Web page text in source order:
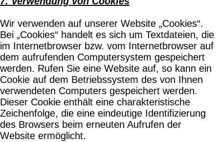
Wir verwenden auf unserer Website „Cookies“.
Bei „Cookies“ handelt es sich um Textdateien, die
im Internetbrowser bzw. vom Internetbrowser auf
dem aufrufenden Computersystem gespeichert
werden. Rufen Sie eine Website auf, so kann ein
Cookie auf dem Betriebssystem des von Ihnen
verwendeten Computers gespeichert werden.
Dieser Cookie enthält eine charakteristische
Zeichenfolge, die eine eindeutige Identifizierung
des Browsers beim erneuten Aufrufen der
Website ermöglicht.